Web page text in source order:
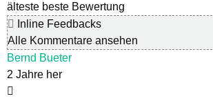
älteste beste Bewertung
Inline Feedbacks
Alle Kommentare ansehen
Bernd Bueter
2 Jahre her